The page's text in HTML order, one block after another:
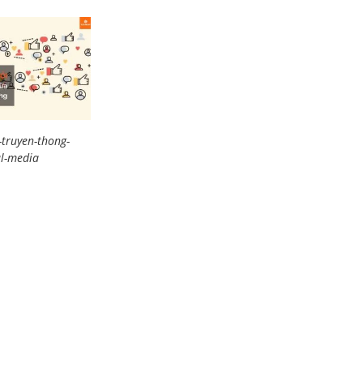
thong-
media